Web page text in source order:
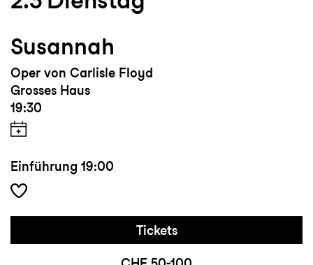
Susannah
Oper von Carlisle Floyd
Grosses Haus
19:30
Einführung 19:00
Tickets